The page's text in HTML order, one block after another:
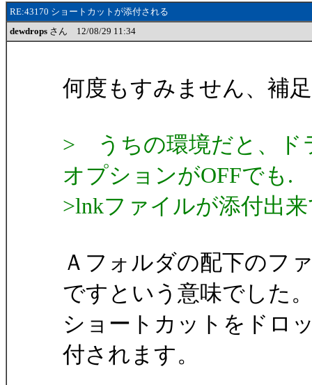
RE:43170 ショートカットが添付される
dewdrops さん 12/08/29 11:34
何度もすみません、補
> うちの環境だと、ド
オプションがOFFでも.
>lnkファイルが添付出
Ａフォルダの配下のフ
ですという意味でした
ショートカットをドロ
付されます。